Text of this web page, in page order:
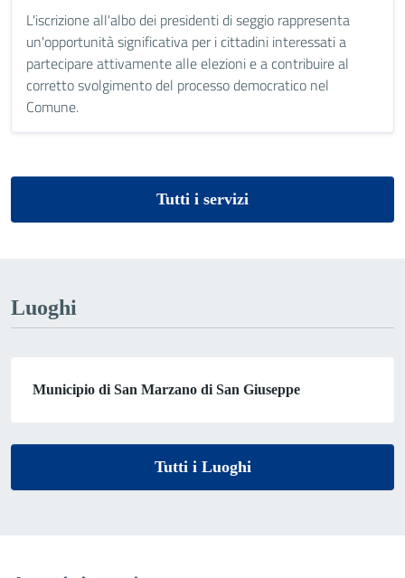
L'iscrizione all'albo dei presidenti di seggio rappresenta
un'opportunità significativa per i cittadini interessati a
partecipare attivamente alle elezioni e a contribuire al
corretto svolgimento del processo democratico nel
Comune.
Tutti i servizi
Luoghi
Municipio di San Marzano di San Giuseppe
Tutti i Luoghi